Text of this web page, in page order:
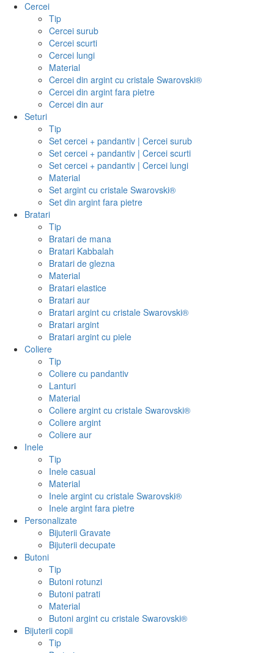
Cercei
Tip
Cercei surub
Cercei scurti
Cercei lungi
Material
Cercei din argint cu cristale Swarovski®
Cercei din argint fara pietre
Cercei din aur
Seturi
Tip
Set cercei + pandantiv | Cercei surub
Set cercei + pandantiv | Cercei scurti
Set cercei + pandantiv | Cercei lungi
Material
Set argint cu cristale Swarovski®
Set din argint fara pietre
Bratari
Tip
Bratari de mana
Bratari Kabbalah
Bratari de glezna
Material
Bratari elastice
Bratari aur
Bratari argint cu cristale Swarovski®
Bratari argint
Bratari argint cu piele
Coliere
Tip
Coliere cu pandantiv
Lanturi
Material
Coliere argint cu cristale Swarovski®
Coliere argint
Coliere aur
Inele
Tip
Inele casual
Material
Inele argint cu cristale Swarovski®
Inele argint fara pietre
Personalizate
Bijuterii Gravate
Bijuterii decupate
Butoni
Tip
Butoni rotunzi
Butoni patrati
Material
Butoni argint cu cristale Swarovski®
Bijuterii copii
Tip